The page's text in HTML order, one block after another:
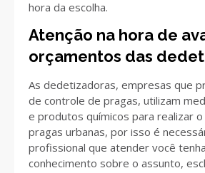
hora da escolha.
Atenção na hora de
orçamentos das
As dedetizadoras, empresas que
de controle de pragas, utilizam
e produtos químicos para realizar
pragas urbanas, por isso é
profissional que atender você
conhecimento sobre o assunto,